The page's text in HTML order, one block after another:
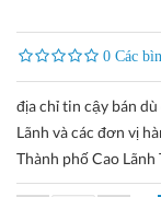
0 Các
địa chỉ tin cậy bán
Lãnh và các đơn vị
Thành phố Cao